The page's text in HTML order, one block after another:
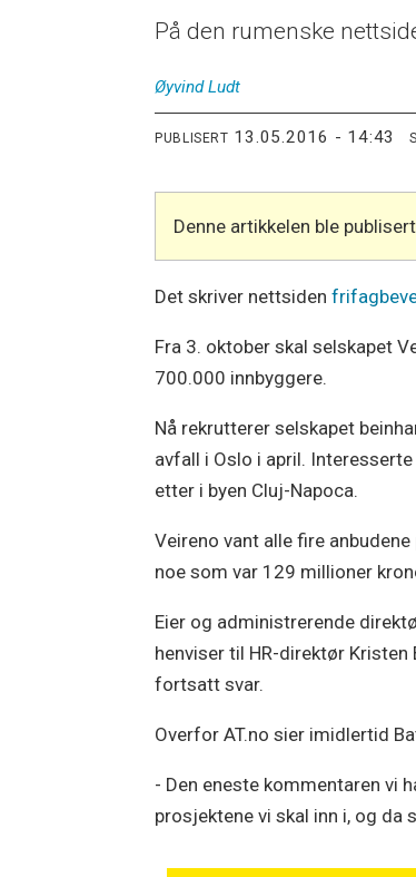
På den rumenske
Øyvind Ludt
PUBLISERT 13.05.2016 - 14:43
Denne artikkelen ble
Det skriver nettsiden
Fra 3. oktober skal selskapet
700.000 innbyggere.
Nå rekrutterer selskapet
avfall i Oslo i april.
etter i byen Cluj-Napoca.
Veireno vant alle fire
noe som var 129 millioner
Eier og administrerende
henviser til HR-direktør
fortsatt svar.
Overfor AT.no sier imidlertid
- Den eneste kommentaren vi
prosjektene vi skal inn i, og da